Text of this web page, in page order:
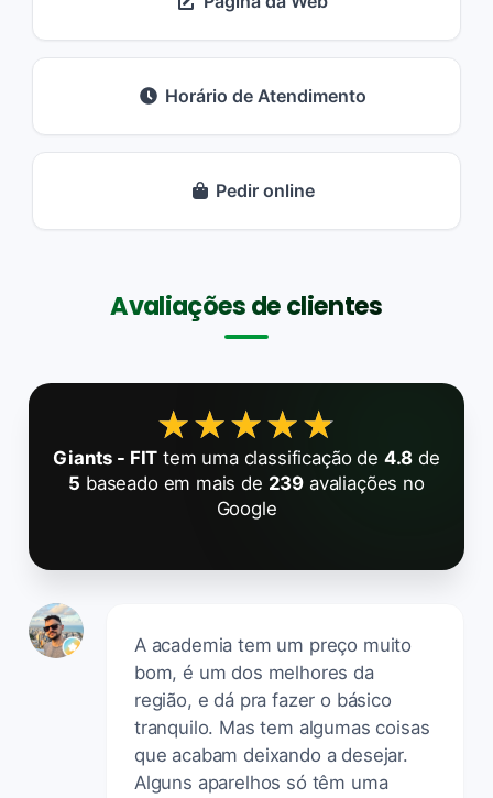
Horário de Atendimento
Pedir online
Avaliações de clientes
★★★★★
★★★★★
Giants - FIT tem uma classificação de 4.8 de
5 baseado em mais de 239 avaliações no
Google
A academia tem um preço muito
bom, é um dos melhores da
região, e dá pra fazer o básico
tranquilo. Mas tem algumas coisas
que acabam deixando a desejar.
Alguns aparelhos só têm uma